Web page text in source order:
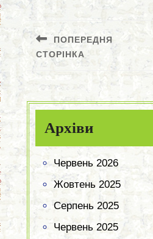
Навігація
записівПОПЕРЕДНЯ
СТОРІНКА
Попередній
запис:
Архіви
Червень 2026
Жовтень 2025
Серпень 2025
Червень 2025